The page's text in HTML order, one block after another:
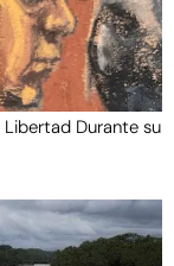
Libertad Durante su